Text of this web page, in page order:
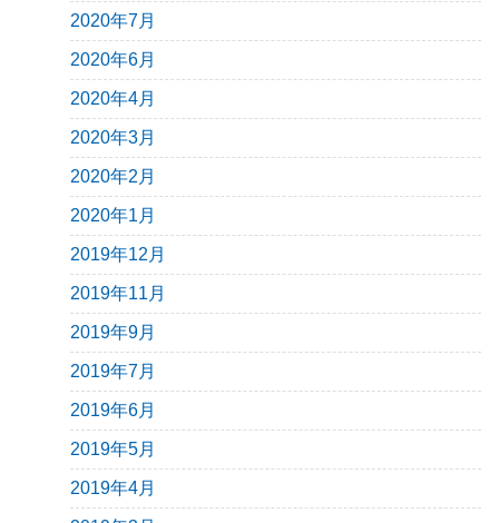
2020年7月
2020年6月
2020年4月
2020年3月
2020年2月
2020年1月
2019年12月
2019年11月
2019年9月
2019年7月
2019年6月
2019年5月
2019年4月